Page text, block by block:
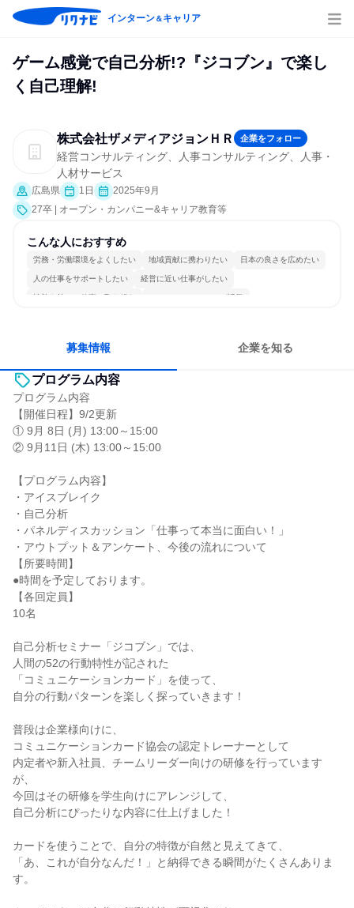
インターン＆キャリア
ゲーム感覚で自己分析!?『ジコブン』で楽し
く自己理解!
株式会社ザメディアジョンＨＲ 企業をフォロー
経営コンサルティング、人事コンサルティング、人事・
人材サービス
広島県 1日
2025年9月
27卒 | オープン・カンパニー&キャリア教育等
こんな人におすすめ
労務・労働環境をよくしたい 地域貢献に携わりたい 日本の良さを広めたい
人の仕事をサポートしたい 経営に近い仕事がしたい
情熱を持って仕事に取り組む コミュニケーションが活発
募集情報 企業を知る
プログラム内容
プログラム内容
【開催日程】9/2更新
① 9月 8日 (月) 13:00～15:00
② 9月11日 (木) 13:00～15:00
【プログラム内容】
・アイスブレイク
・自己分析
・パネルディスカッション「仕事って本当に面白い！」
・アウトプット＆アンケート、今後の流れについて
【所要時間】
●時間を予定しております。
【各回定員】
10名
自己分析セミナー「ジコブン」では、
人間の52の行動特性が記された
「コミュニケーションカード」を使って、
自分の行動パターンを楽しく探っていきます！
普段は企業様向けに、
コミュニケーションカード協会の認定トレーナーとして
内定者や新入社員、チームリーダー向けの研修を行っています
が、
今回はその研修を学生向けにアレンジして、
自己分析にぴったりな内容に仕上げました！
カードを使うことで、自分の特徴が自然と見えてきて、
「あ、これが自分なんだ！」と納得できる瞬間がたくさんありま
す。